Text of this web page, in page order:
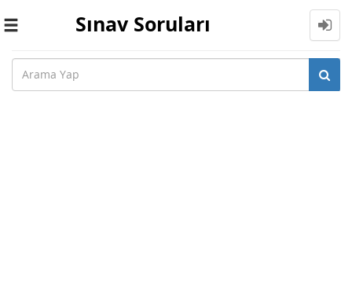
Toggle
Sınav Soruları